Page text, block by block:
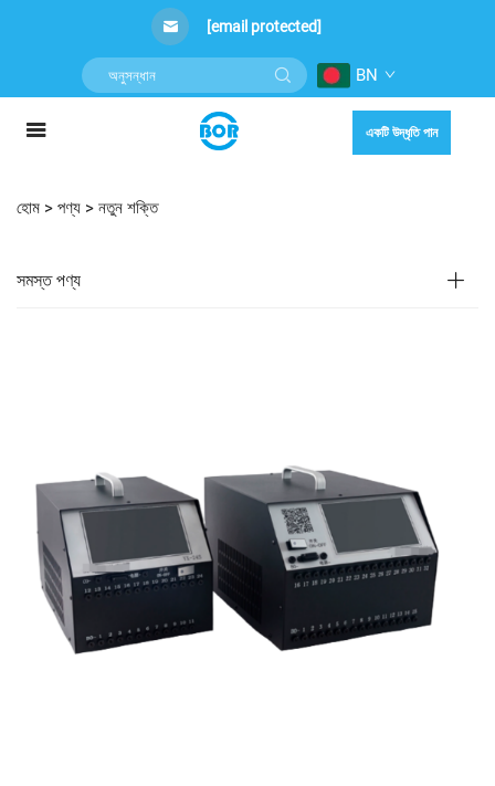
[email protected]
BN
একটি উদ্ধৃতি পান
হোম > পণ্য > নতুন শক্তি
সমস্ত পণ্য